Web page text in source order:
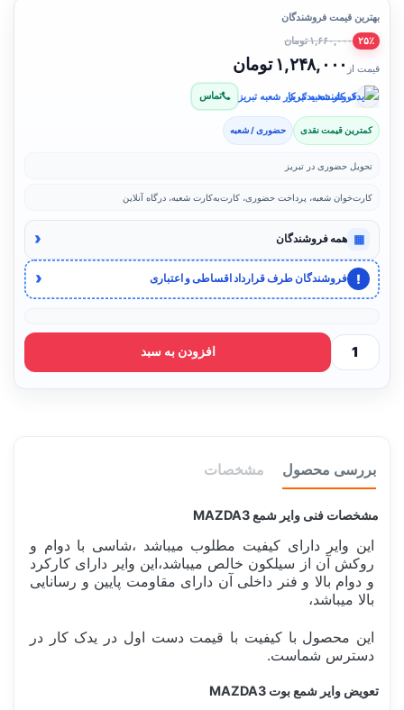
بهترین قیمت فروشندگان
۲۵٪ ۱,۶۶۰,۰۰۰ تومان
قیمت از ۱,۲۴۸,۰۰۰ تومان
فروشنده: یدک کار شعبه تبریز تماس
کمترین قیمت نقدی حضوری / شعبه
تحویل حضوری در تبریز
کارت‌خوان شعبه، پرداخت حضوری، کارت‌به‌کارت شعبه، درگاه آنلاین
▦ همه فروشندگان ‹
! فروشندگان طرف قرارداد اقساطی و اعتباری ‹
افزودن به سبد
بررسی محصول مشخصات
مشخصات فنی وایر شمع MAZDA3
این وایر دارای کیفیت مطلوب میباشد ،شاسی با دوام و
روکش آن از سیلکون خالص میباشد،این وایر دارای کارکرد
و دوام بالا و فنر داخلی آن دارای مقاومت پایین و رسانایی
بالا میباشد،
این محصول با کیفیت با قیمت دست اول در یدک کار در
دسترس شماست.
تعویض وایر شمع بوت MAZDA3